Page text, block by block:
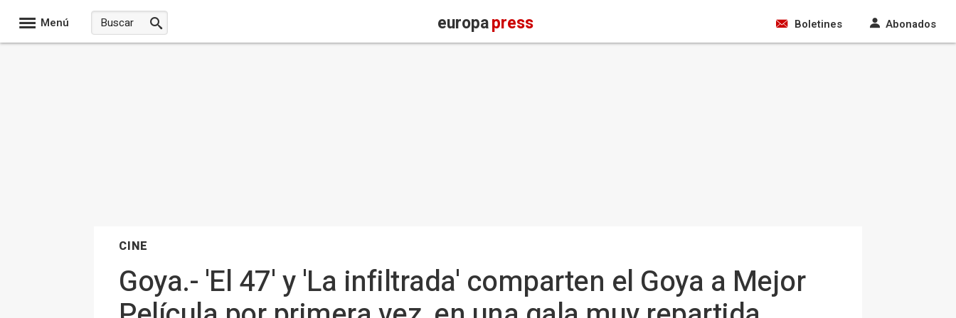
Menú europapress Boletines Abonados
CINE
Goya.- 'El 47' y 'La infiltrada' comparten el Goya a Mejor